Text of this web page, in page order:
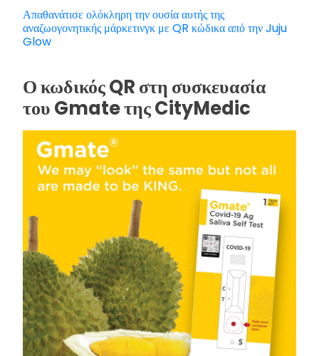
Απαθανάτισε ολόκληρη την ουσία αυτής της
αναζωογονητικής μάρκετινγκ με QR κώδικα από την Juju
Glow
Ο κωδικός QR στη συσκευασία
του Gmate της CityMedic